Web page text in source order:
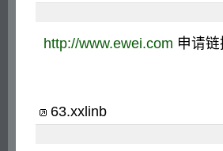
http://www.ewei.com 申请
63.xxlinb